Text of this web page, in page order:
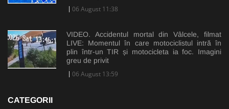
06 August 11:38
VIDEO. Accidentul mortal din Vâlcele, filmat
LIVE: Momentul în care motociclistul intră în
plin într-un TIR și motocicleta ia foc. Imagini
greu de privit
06 August 13:59
CATEGORII